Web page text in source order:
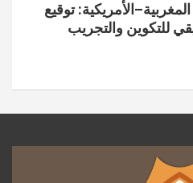
توقيع
للتكوين والتجريب